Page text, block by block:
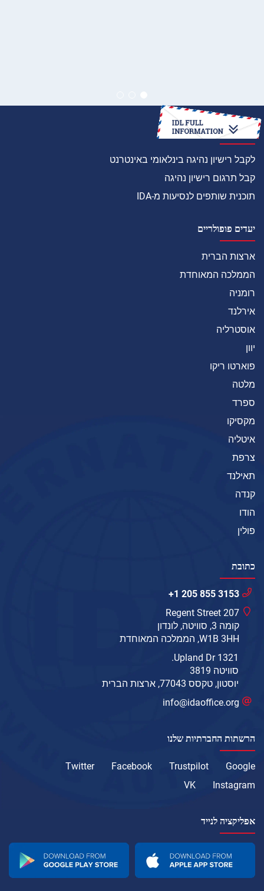
איך
לקבל רישיון נהיגה בינלאומי באינטרנט
קבל תרגום רישיון נהיגה
תוכנית שותפים לנסיעות מ-IDA
יעדים פופולריים
ארצות הברית
הממלכה המאוחדת
רומניה
אירלנד
אוסטרליה
יוון
פוארטו ריקו
מלטה
ספרד
מקסיקו
איטליה
צרפת
תאילנד
קנדה
הודו
פולין
כתובת
+1 205 855 3153
207 Regent Street
קומה 3, סוויטה, לונדון
W1B 3HH, הממלכה המאוחדת
1321 Upland Dr.
סוויטה 3819
יוסטון, טקסס 77043, ארצות הברית
info@idaoffice.org
הרשתות החברתיות שלנו
Google
Trustpilot
Facebook
Twitter
Instagram
VK
אפליקציה לנייד